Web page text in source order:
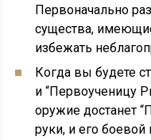
Первоначально
существа,
избежать
Когда вы будете
и “Первоученицу
оружие достанет
руки, и его боевой